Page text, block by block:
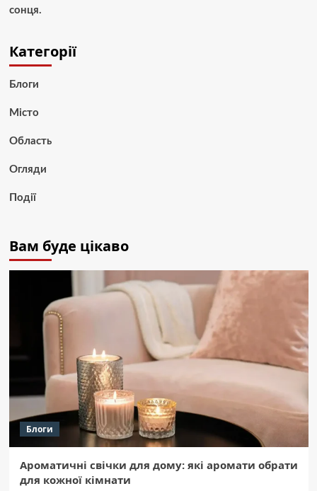
сонця.
Категорії
Блоги
Місто
Область
Огляди
Події
Вам буде цікаво
Блоги
Ароматичні свічки для дому: які аромати обрати
для кожної кімнати